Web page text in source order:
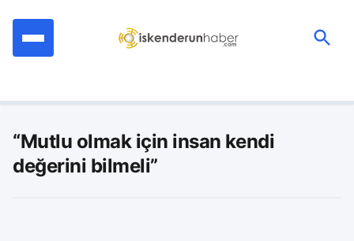
“Mutlu olmak için insan kendi
değerini bilmeli”